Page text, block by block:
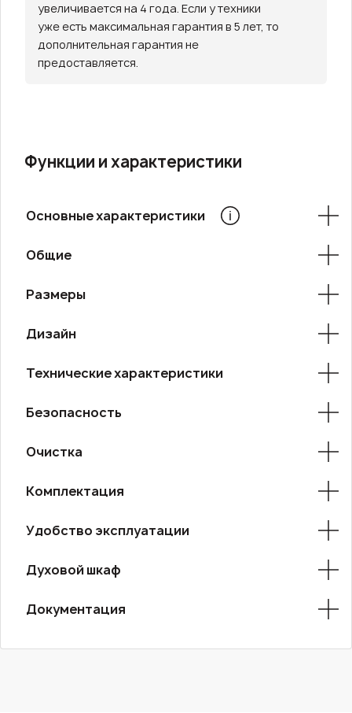
увеличивается на 4 года. Если у техники
уже есть максимальная гарантия в 5 лет, то
дополнительная гарантия не
предоставляется.
Функции и характеристики
Основные характеристики
Общие
Размеры
Дизайн
Технические характеристики
Безопасность
Очистка
Комплектация
Удобство эксплуатации
Духовой шкаф
Документация